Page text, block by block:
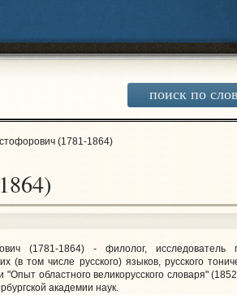
поиск по
(1781-1864)
(1781-1864) - филолог, исследователь
(в том числе русского) языков, русского
областного великорусского словаря"
академии наук.